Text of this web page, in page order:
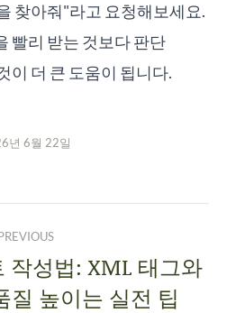
찾아줘"라고 요청해보세요.
빨리 받는 것보다 판단
이 더 큰 도움이 됩니다.
년 6월 22일
작성법: XML 태그와
질 높이는 실전 팁